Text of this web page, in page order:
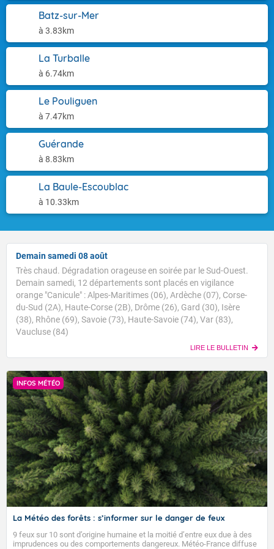
Batz-sur-Mer
à 3.83km
La Turballe
à 6.74km
Le Pouliguen
à 7.47km
Guérande
à 8.83km
La Baule-Escoublac
à 10.33km
Demain samedi 08 août
Très chaud. Dégradation orageuse en soirée par le Sud-Ouest.
Demain samedi, 12 départements sont placés en vigilance
orange "Canicule" : Alpes-Maritimes (06), Ardèche (07), Corse-
du-Sud (2A), Haute-Corse (2B), Drôme (26), Gard (30), Isère
(38), Rhône (69), Savoie (73), Haute-Savoie (74), Var (83),
Vaucluse (84)
LIRE LE BULLETIN
INFOS MÉTÉO
La Météo des forêts : s’informer sur le danger de feux
9 feux sur 10 sont d’origine humaine et la moitié d’entre eux due à des
imprudences ou des comportements dangereux. Météo-France diffuse